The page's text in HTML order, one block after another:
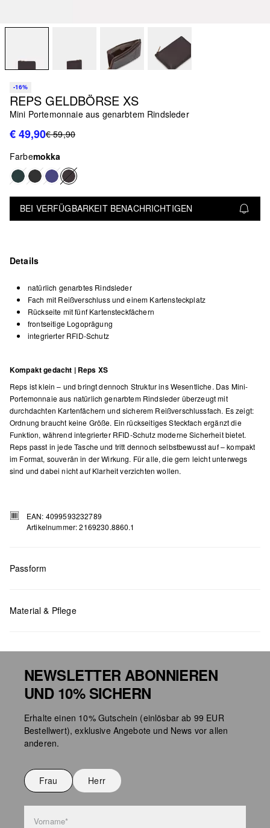
-16%
REPS GELDBÖRSE XS
Mini Portemonnaie aus genarbtem Rindsleder
€ 49,90€ 59,90
Farbemokka
BEI VERFÜGBARKEIT BENACHRICHTIGEN
Details
natürlich genarbtes Rindsleder
Fach mit Reißverschluss und einem Kartensteckplatz
Rückseite mit fünf Kartensteckfächern
frontseitige Logoprägung
integrierter RFID-Schutz
Kompakt gedacht | Reps XS
Reps ist klein – und bringt dennoch Struktur ins Wesentliche. Das Mini-
Portemonnaie aus natürlich genarbtem Rindsleder überzeugt mit
durchdachten Kartenfächern und sicherem Reißverschlussfach. Es zeigt:
Ordnung braucht keine Größe. Ein rückseitiges Steckfach ergänzt die
Funktion, während integrierter RFID-Schutz moderne Sicherheit bietet.
Reps passt in jede Tasche und tritt dennoch selbstbewusst auf – kompakt
im Format, souverän in der Wirkung. Für alle, die gern leicht unterwegs
sind und dabei nicht auf Klarheit verzichten wollen.
EAN: 4099593232789
Artikelnummer: 2169230.8860.1
Passform
Material & Pflege
Nicht für den Trockner geeignet
Keine chemische Reinigung möglich
Nicht waschen
NEWSLETTER ABONNIEREN
UND 10% SICHERN
Erhalte einen 10% Gutschein (einlösbar ab 99 EUR
Bestellwert), exklusive Angebote und News vor allen
anderen.
Frau Herr
Vorname*